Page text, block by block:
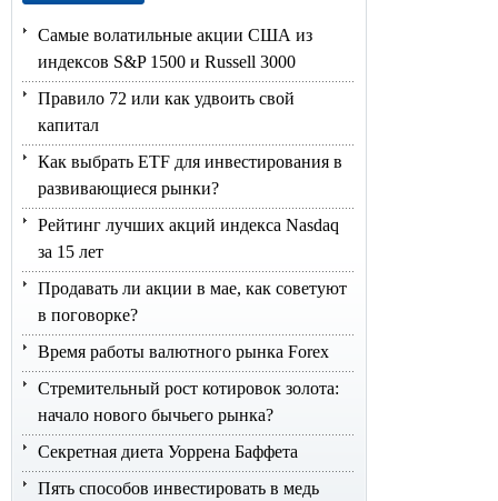
Самые волатильные акции США из
индексов S&P 1500 и Russell 3000
Правило 72 или как удвоить свой
капитал
Как выбрать ETF для инвестирования в
развивающиеся рынки?
Рейтинг лучших акций индекса Nasdaq
за 15 лет
Продавать ли акции в мае, как советуют
в поговорке?
Время работы валютного рынка Forex
Стремительный рост котировок золота:
начало нового бычьего рынка?
Секретная диета Уоррена Баффета
Пять способов инвестировать в медь